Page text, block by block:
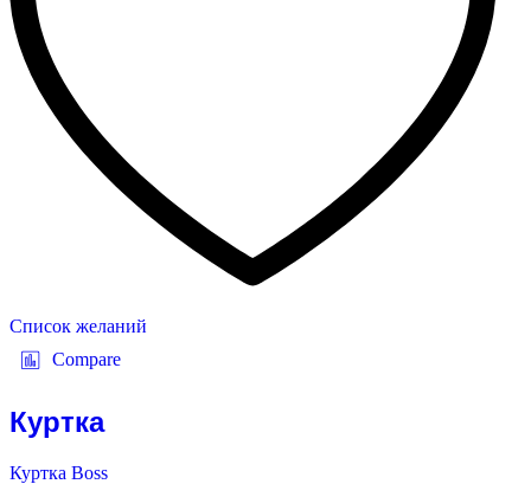
Список желаний
Compare
Куртка
Куртка Boss